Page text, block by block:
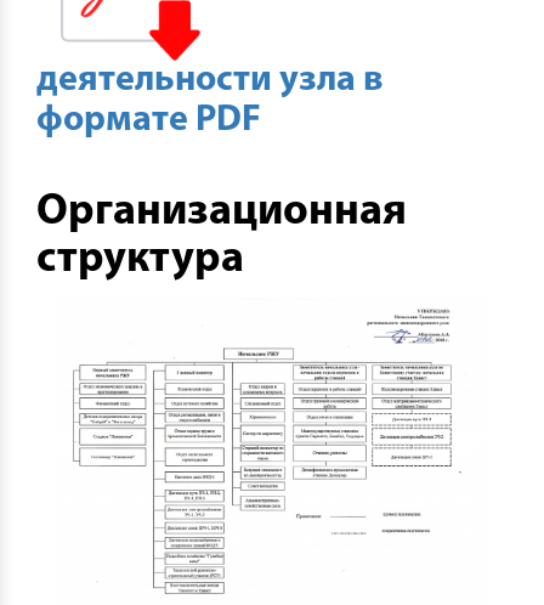
деятельности узла в
формате PDF
Организационная
структура